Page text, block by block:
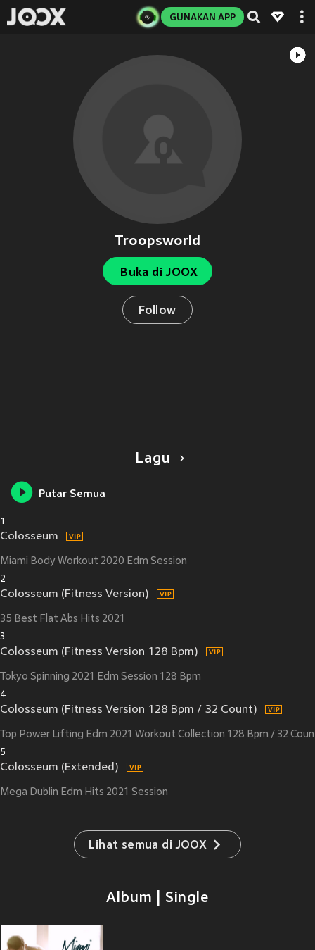
GUNAKAN APP
Troopsworld
Buka di JOOX
Follow
Lagu
Putar Semua
1
Colosseum
Miami Body Workout 2020 Edm Session
2
Colosseum (Fitness Version)
35 Best Flat Abs Hits 2021
3
Colosseum (Fitness Version 128 Bpm)
Tokyo Spinning 2021 Edm Session 128 Bpm
4
Colosseum (Fitness Version 128 Bpm / 32 Count)
Top Power Lifting Edm 2021 Workout Collection 128 Bpm / 32
5
Colosseum (Extended)
Mega Dublin Edm Hits 2021 Session
Lihat semua di JOOX
Album | Single